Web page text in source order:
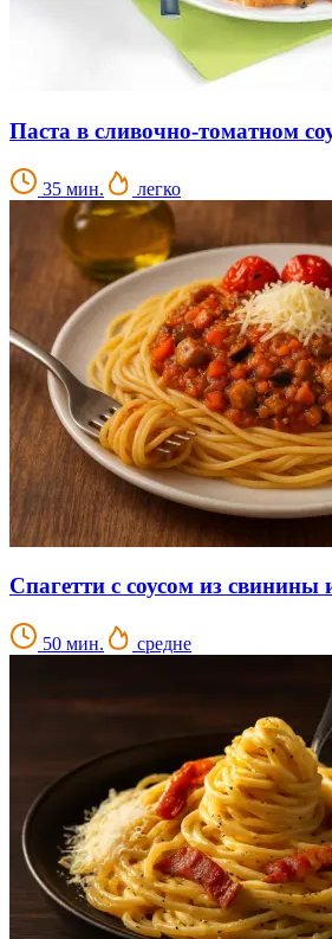
Паста в сливочно-томатном
35 мин. легко
Спагетти с соусом из свинины
50 мин. средне